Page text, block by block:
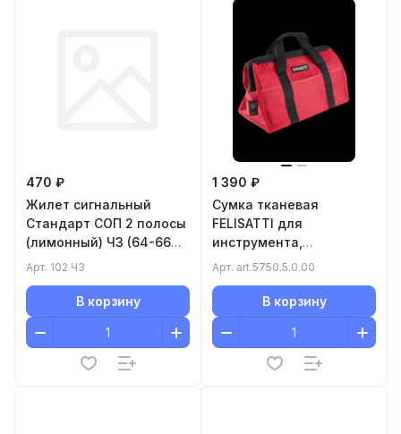
470 ₽
Жилет сигнальный
Стандарт СОП 2 полосы
(лимонный) ЧЗ (64-66
(XXXXL))
Арт. 102 ЧЗ
В корзину
1 390 ₽
Сумка тканевая
FELISATTI для
инструмента,
530*300*370 мм
Арт. art.5750.5.0.00
В корзину